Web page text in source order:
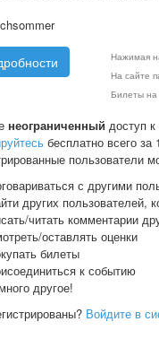
Нажимая
На сайте
Билеты на
неограниченный доступ
бесплатно всего за
пользователи
с другими
других пользователей,
читать комментарии
оставлять оценки
билеты
к событию
другое!
Войдите в